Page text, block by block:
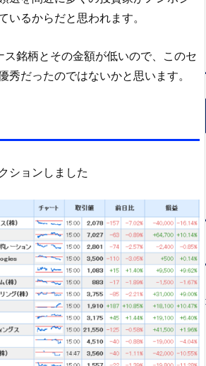
いるからだと思われます。
銘柄とその金額が低いので、このセ
秀だったのではないかと思います。
ションしました